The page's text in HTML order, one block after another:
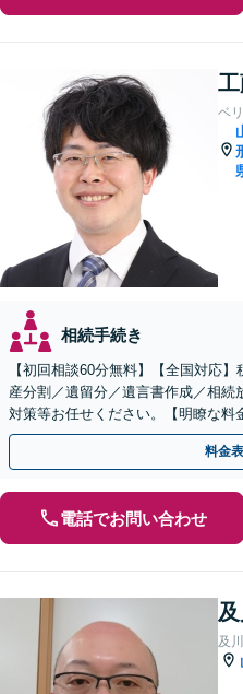
ベ
相続手続き
【初回相談60分無料】【全国対応
産分割／遺留分／遺言書作成／相
対策等お任せください。【明瞭な料
話相談可】
料金
電話でお問い合わせ
及